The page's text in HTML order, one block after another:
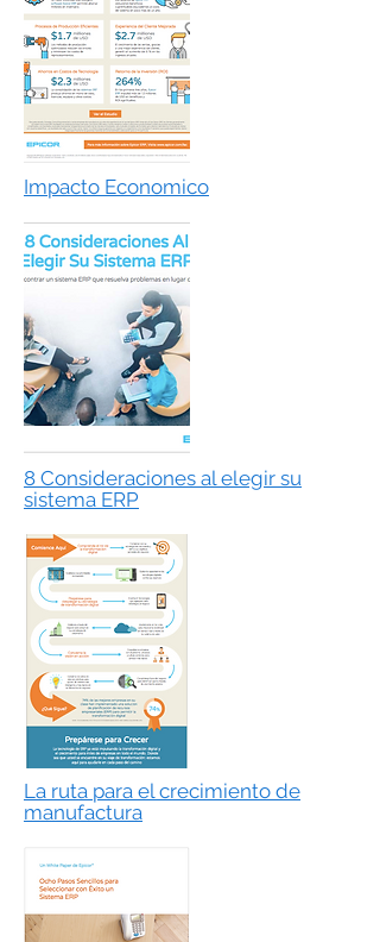
Impacto Economico
8 Consideraciones al elegir su
sistema ERP
La ruta para el crecimiento de
manufactura